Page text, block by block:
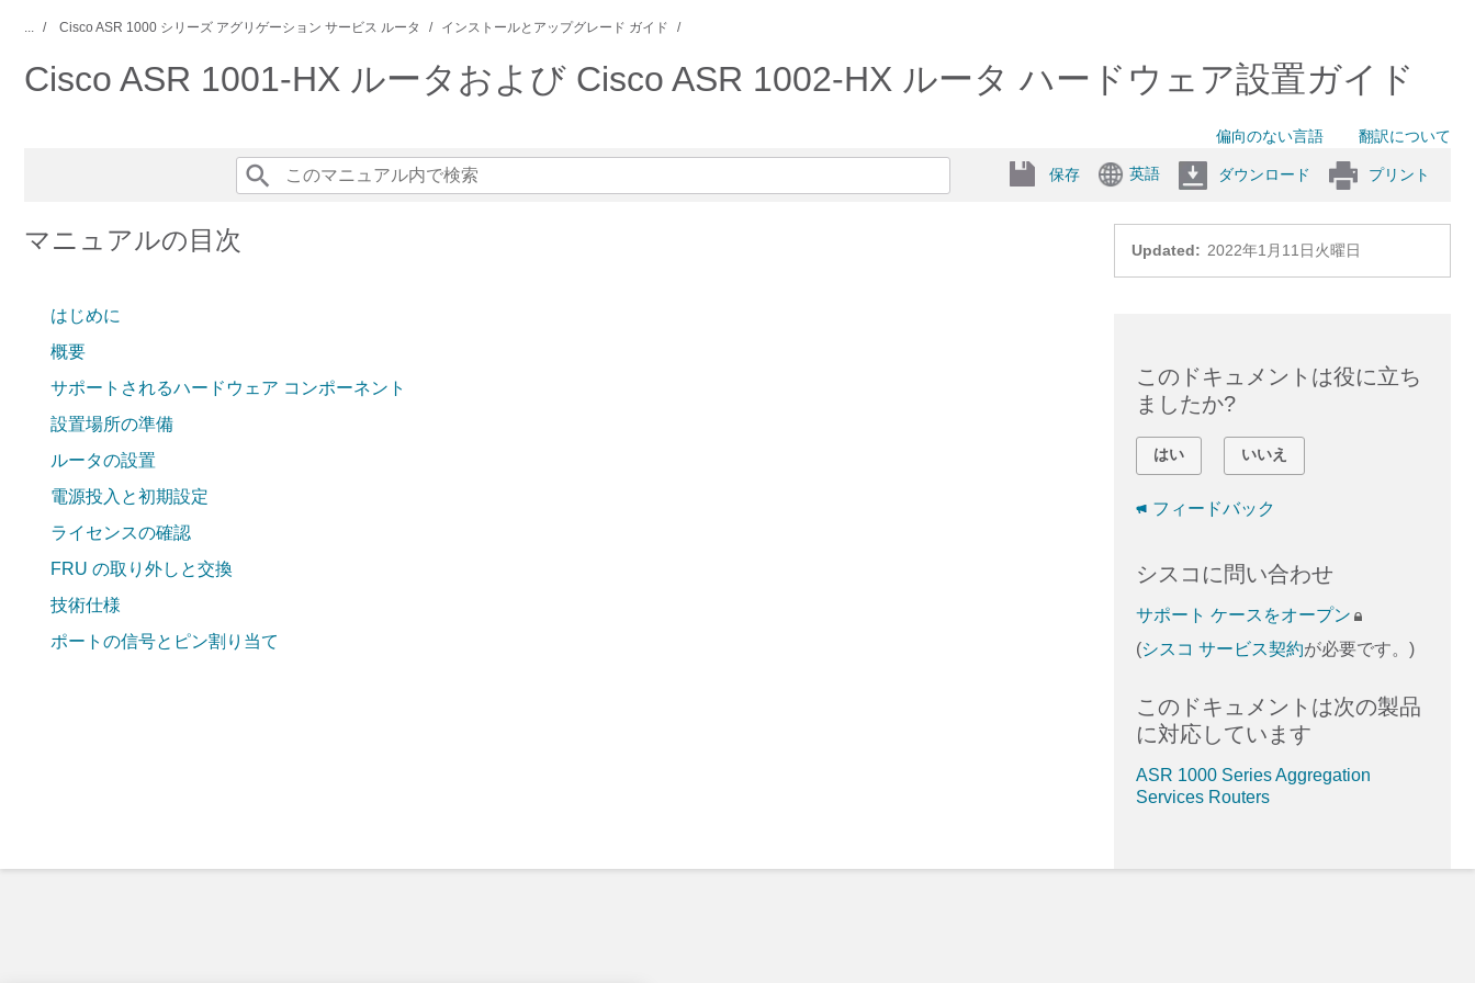
... Cisco ASR 1000 シリーズ アグリゲーション サービス ルータ インストールとアップグレード ガイド
Cisco ASR 1001-HX ルータおよび Cisco ASR 1002-HX ルータ ハードウェア設置ガイド
偏向のない言語 翻訳について
保存 英語 ダウンロード プリント
Updated: 2022年1月11日火曜日
マニュアルの目次
はじめに
概要
サポートされるハードウェア コンポーネント
設置場所の準備
ルータの設置
電源投入と初期設定
ライセンスの確認
FRU の取り外しと交換
技術仕様
ポートの信号とピン割り当て
このドキュメントは役に立ち
ましたか?
はい いいえ
フィードバック
シスコに問い合わせ
サポート ケースをオープン
(シスコ サービス契約が必要です。)
このドキュメントは次の製品
に対応しています
ASR 1000 Series Aggregation
Services Routers